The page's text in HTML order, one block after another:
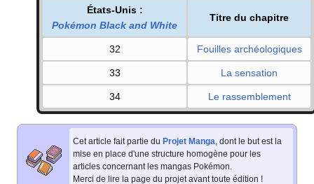
États-Unis :
Pokémon Black and White
Titre du chapitre
32 Fouilles archéologiques
33 La sensation
34 Le rassemblement
Cet article fait partie du Projet Manga, dont le but est la
mise en place d'une structure homogène pour les
articles concernant les mangas Pokémon.
Merci de lire la page du projet avant toute édition !